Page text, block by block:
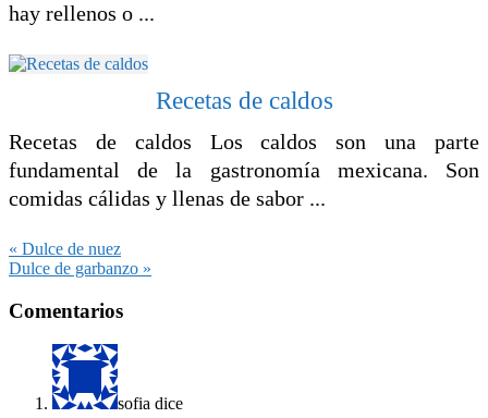
hay rellenos o ...
Recetas de caldos
Recetas de caldos Los caldos son una parte
fundamental de la gastronomía mexicana. Son
comidas cálidas y llenas de sabor ...
Entrada
anterior:
« Dulce de nuez
Siguiente
Dulce de garbanzo »
con
lectores
Comentarios
sofia dice